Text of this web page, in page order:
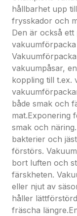
över natten.-
- VAC/
- Vakuumeffekt: -
- 5 st.
- Påsar:
- Mått LxBxH:
- Nettovikt: 1,4kg
- Färg: Svart/
[http://
försäkran
[http://
hållbarhet upp
frysskador och
Den är också
vakuumpåsar,
koppling till t.ex.
både smak och
mat.Exponering
smak och
bakterier och
förstörs.
bort luften och
färskheten.
eller njut av
håller
fräscha